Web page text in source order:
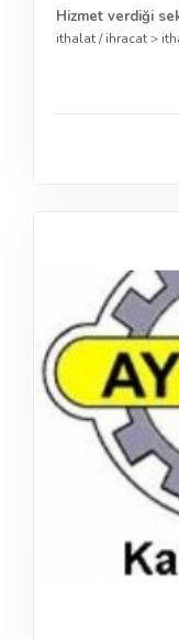
Hizmet verdiği
ithalat / ihracat>